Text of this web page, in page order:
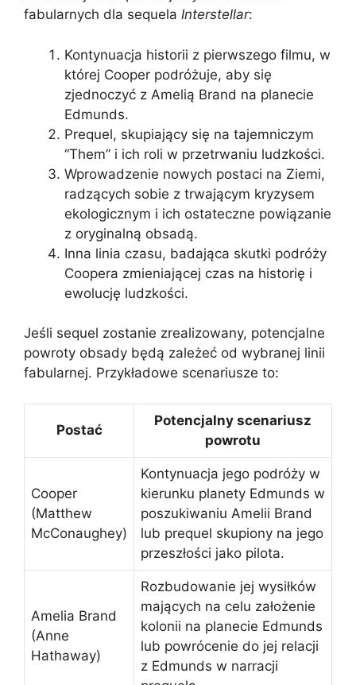
fabularnych dla sequela Interstellar:
Kontynuacja historii z pierwszego filmu, w
której Cooper podróżuje, aby się
zjednoczyć z Amelią Brand na planecie
Edmunds.
Prequel, skupiający się na tajemniczym
“Them” i ich roli w przetrwaniu ludzkości.
Wprowadzenie nowych postaci na Ziemi,
radzących sobie z trwającym kryzysem
ekologicznym i ich ostateczne powiązanie
z oryginalną obsadą.
Inna linia czasu, badająca skutki podróży
Coopera zmieniającej czas na historię i
ewolucję ludzkości.
Jeśli sequel zostanie zrealizowany, potencjalne
powroty obsady będą zależeć od wybranej linii
fabularnej. Przykładowe scenariusze to:
Postać
Potencjalny scenariusz
powrotu
Cooper
(Matthew
McConaughey)
Kontynuacja jego podróży w
kierunku planety Edmunds w
poszukiwaniu Amelii Brand
lub prequel skupiony na jego
przeszłości jako pilota.
Amelia Brand
(Anne
Hathaway)
Rozbudowanie jej wysiłków
mających na celu założenie
kolonii na planecie Edmunds
lub powrócenie do jej relacji
z Edmunds w narracji